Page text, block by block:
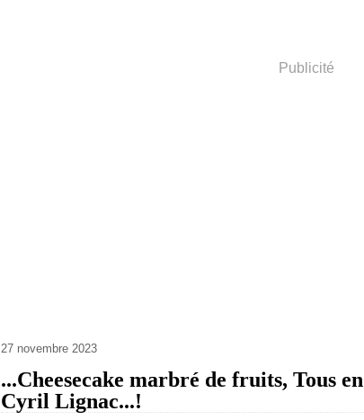
Publicité
27 novembre 2023
...Cheesecake marbré de fruits, Tous
Cyril Lignac...!